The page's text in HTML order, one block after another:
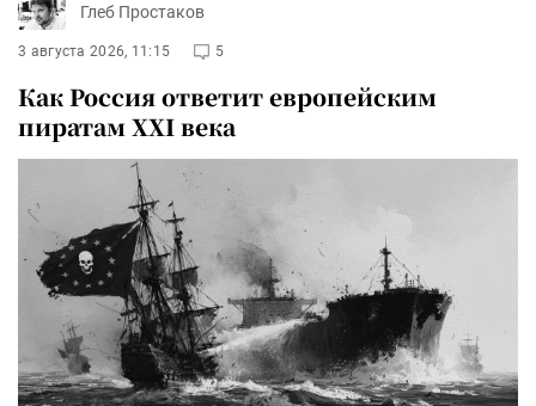
Глеб Простаков
3 августа 2026, 11:15 5
Как Россия ответит европейским
пиратам XXI века